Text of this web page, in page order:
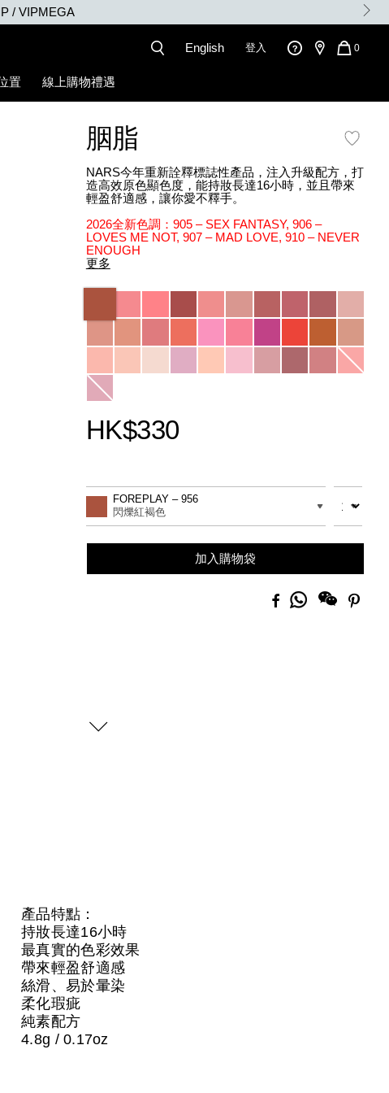
/ VIPMEGA
English 登入
CART
0
置 線上購物禮遇
胭脂
NARS今年重新詮釋標誌性產品，注入升級配方，打
造高效原色顯色度，能持妝長達16小時，並且帶來
輕盈舒適感，讓你愛不釋手。
2026全新色調：905 – SEX FANTASY, 906 –
LOVES ME NOT, 907 – MAD LOVE, 910 – NEVER
ENOUGH
更多
Variations
HK$330
to
options
Actions
FOREPLAY – 956
閃爍紅褐色
數量
加入購物袋
Facebook
分
產品特點：
持妝長達16小時
最真實的色彩效果
帶來輕盈舒適感
絲滑、易於暈染
柔化瑕疵
純素配方
4.8g / 0.17oz